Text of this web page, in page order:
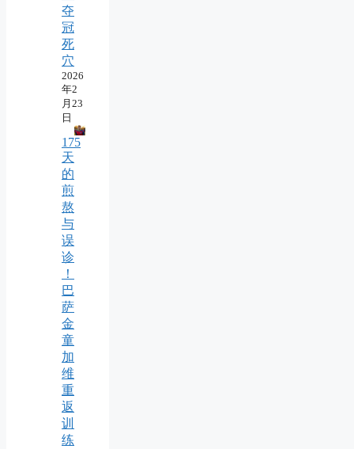
夺
冠
死
穴
2026
年2
月23
日
175
天
的
煎
熬
与
误
诊
！
巴
萨
金
童
加
维
重
返
训
练